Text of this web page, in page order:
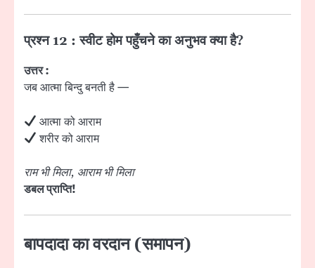
प्रश्न 12 : स्वीट होम पहुँचने का अनुभव क्या है?
उत्तर :
जब आत्मा बिन्दु बनती है —
आत्मा को आराम
शरीर को आराम
राम भी मिला, आराम भी मिला
डबल प्राप्ति!
बापदादा का वरदान (समापन)